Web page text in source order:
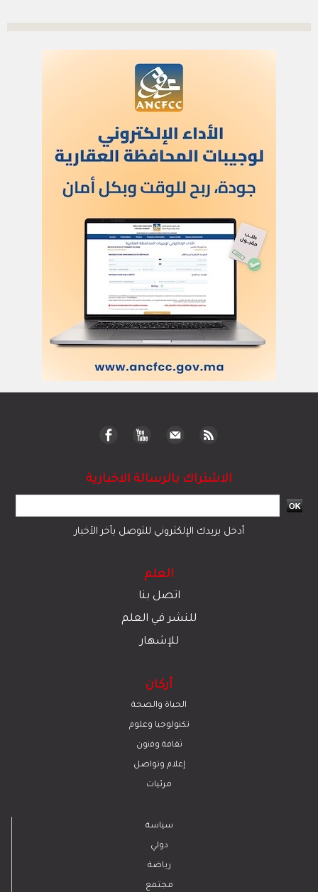
الاشتراك بالرسالة الاخبارية
أدخل بريدك الإلكتروني للتوصل بآخر الأخبار
العلم
اتصل بنا
للنشر في العلم
للإشهار
أركان
الحياة والصحة
تكنولوجيا وعلوم
ﺛﻘﺎﻓﺔ وﻓﻧون
إعلام وتواصل
مرئيات
سياسة
دولي
رياضة
مجتمع